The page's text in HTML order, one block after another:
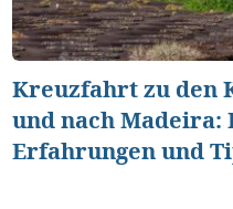
Kreuzfahrt zu den
und nach Madeira:
Erfahrungen und